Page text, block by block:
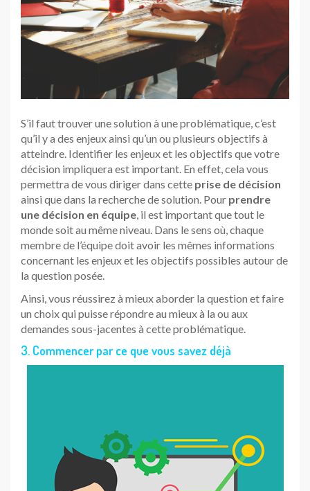
S’il faut trouver une solution à une problématique, c’est
qu’il y a des enjeux ainsi qu’un ou plusieurs objectifs à
atteindre. Identifier les enjeux et les objectifs que votre
décision impliquera est important. En effet, cela vous
permettra de vous diriger dans cette prise de décision
ainsi que dans la recherche de solution. Pour prendre
une décision en équipe , il est important que tout le
monde soit au même niveau. Dans le sens où, chaque
membre de l’équipe doit avoir les mêmes informations
concernant les enjeux et les objectifs possibles autour de
la question posée.
Ainsi, vous réussirez à mieux aborder la question et faire
un choix qui puisse répondre au mieux à la ou aux
demandes sous-jacentes à cette problématique.
3. Commencer par ce que vous savez déjà